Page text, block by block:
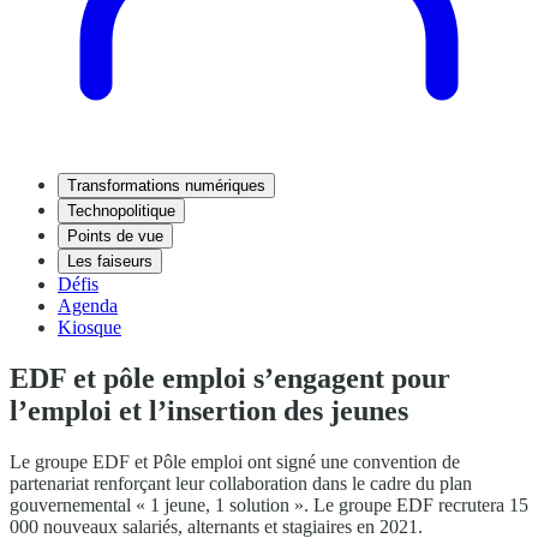
Transformations numériques
Technopolitique
Points de vue
Les faiseurs
Défis
Agenda
Kiosque
EDF et pôle emploi s’engagent pour
l’emploi et l’insertion des jeunes
Le groupe EDF et Pôle emploi ont signé une convention de
partenariat renforçant leur collaboration dans le cadre du plan
gouvernemental « 1 jeune, 1 solution ». Le groupe EDF recrutera 15
000 nouveaux salariés, alternants et stagiaires en 2021.